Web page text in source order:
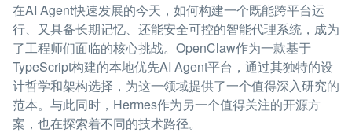
在AI Agent快速发展的今天，如何构建一个既能跨平台运
行、又具备长期记忆、还能安全可控的智能代理系统，成为
了工程师们面临的核心挑战。OpenClaw作为一款基于
TypeScript构建的本地优先AI Agent平台，通过其独特的设
计哲学和架构选择，为这一领域提供了一个值得深入研究的
范本。与此同时，Hermes作为另一个值得关注的开源方
案，也在探索着不同的技术路径。